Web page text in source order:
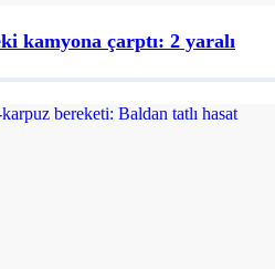
kamyona çarptı: 2 yaralı